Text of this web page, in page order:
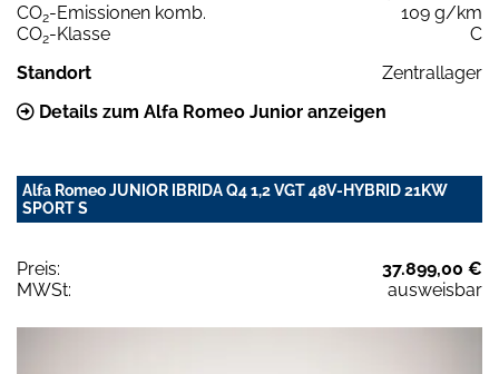
CO2-Emissionen komb.
109 g/km
CO2-Klasse
C
Standort
Zentrallager
Details zum Alfa Romeo Junior anzeigen
Alfa Romeo JUNIOR IBRIDA Q4 1,2 VGT 48V-HYBRID 21KW
SPORT S
Preis:
37.899,00 €
MWSt:
ausweisbar